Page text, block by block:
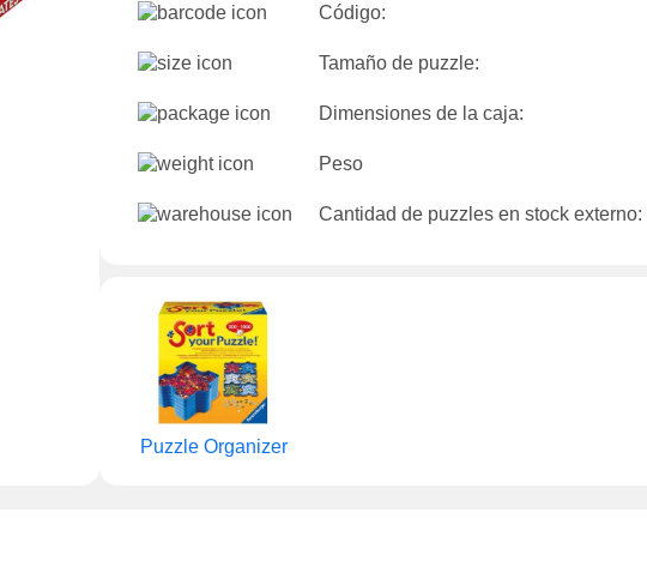
Código:
Tamaño de puzzle:
Dimensiones de la caja:
Peso
Cantidad de puzzles en stock externo:
Puzzle Organizer